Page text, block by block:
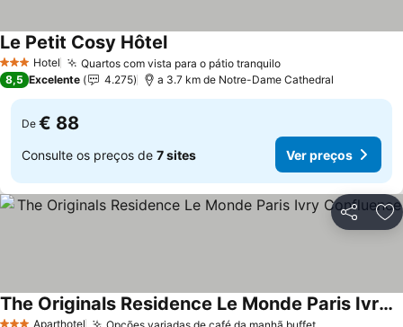
3 EstrelasHotel Quartos com vista para o pátio tranquilo
Le Petit Cosy Hôtel
8,5 Excelente 4.275 a 3.7 km de Notre-Dame Cathedral
De € 88
Consulte os preços de 7 sites Ver preços
Partilhar
Aparthotel Opções variadas de café da manhã buffet
The Originals Residence Le Monde Paris Ivry Confluence